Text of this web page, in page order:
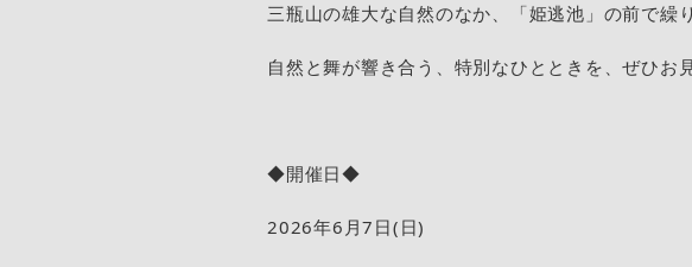
三瓶山の雄大な自然のなか、「姫逃池」の前で繰
自然と舞が響き合う、特別なひとときを、ぜひお
◆開催日◆
2026年6月7日(日)